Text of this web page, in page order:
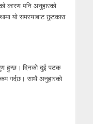
कारण पनि अनुहारको
यो समस्याबाट छुटकारा
हुन्छ। दिनको दुई पटक
गर्दछ। साथै अनुहारको